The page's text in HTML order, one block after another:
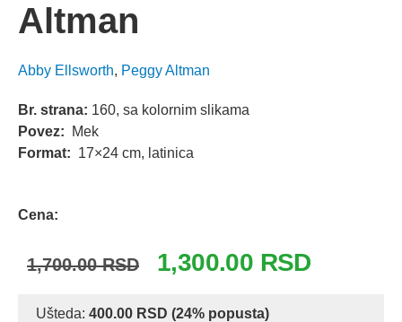
Altman
Abby Ellsworth, Peggy Altman
Br. strana: 160, sa kolornim slikama
Povez:
Mek
Format: 17×24 cm, latinica
Cena:
1,700.00RSD
Originalna
je
1,300.00 RSDTrenutna
Ušteda: 400.00 RSD (24% popusta)